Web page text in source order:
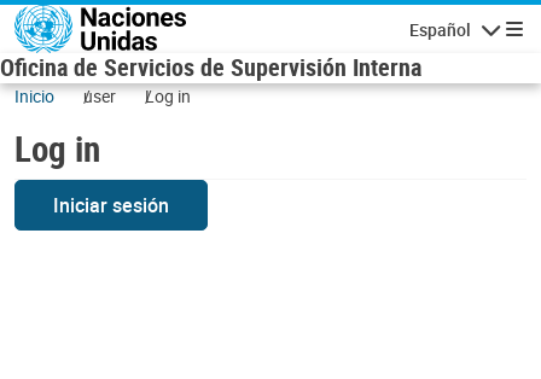
Skip to main content
Español
Oficina de Servicios de Supervisión Interna
Inicio user Log in
Log in
Iniciar sesión